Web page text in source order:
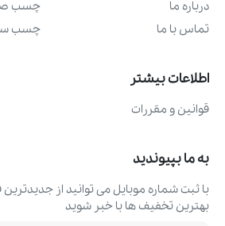
درباره ما
تماس با ما
چسب
چسب
اطلاعات بیشتر
قوانین و مقررات
به ما بپیوندید
با ثبت شماره موبایل می ‌توانید از
بهترین تخفیف ‌ها با خبر شوید